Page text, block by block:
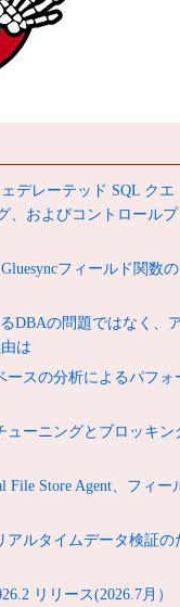
デレーテッド SQL クエ
、およびコントロール
フィールド関数の
DBAの問題ではなく、
は
ースの分析によるパフォ
ューニングとブロッキン
File Store Agent、フィー
アルタイムデータ検証の
リリース(2026.7月）